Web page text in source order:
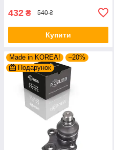
432 ₴ 540 ₴
Купити
Made in KOREA!
–20%
Подарунок